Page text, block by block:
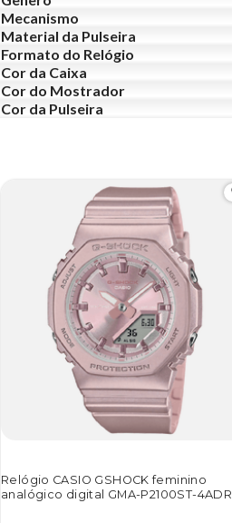
Mecanismo
Material da Pulseira
Formato do Relógio
Cor da Caixa
Cor do Mostrador
Cor da Pulseira
Relógio CASIO GSHOCK feminino
analógico digital GMA-P2100ST-4ADR